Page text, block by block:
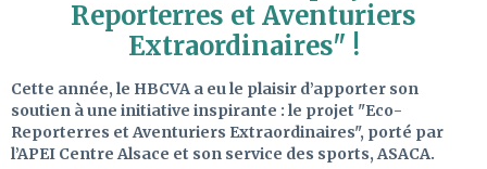
Reporterres et Aventuriers
Extraordinaires" !
Cette année, le HBCVA a eu le plaisir d’apporter son
soutien à une initiative inspirante : le projet "Eco-
Reporterres et Aventuriers Extraordinaires", porté par
l’APEI Centre Alsace et son service des sports, ASACA.